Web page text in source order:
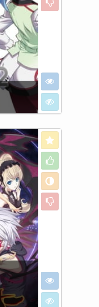
I want to see
I don't want to
Love
Like
Neutral
Dislike
I want to see
I don't want to